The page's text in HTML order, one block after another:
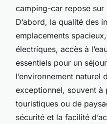
camping-car repose sur
D’abord, la qualité des
emplacements
électriques, accès à
essentiels pour un
l’environnement
exceptionnel, souvent à
touristiques ou de
sécurité et la facilité